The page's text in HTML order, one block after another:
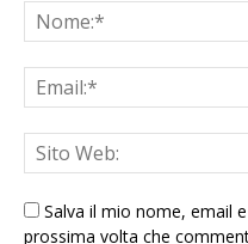
Salva il mio nome, email
prossima volta che